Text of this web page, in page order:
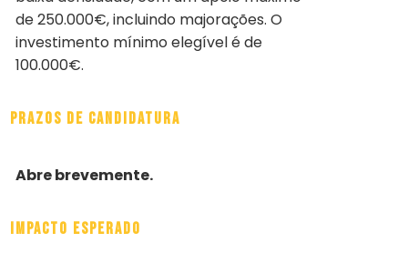
de 250.000€, incluindo majorações. O
investimento mínimo elegível é de
100.000€.
Prazos de Candidatura
Abre brevemente.
Impacto Esperado